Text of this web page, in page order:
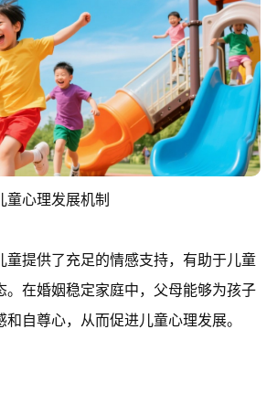
童心理发展机制
童提供了充足的情感支持，有助于儿童
。在婚姻稳定家庭中，父母能够为孩子
自尊心，从而促进儿童心理发展。